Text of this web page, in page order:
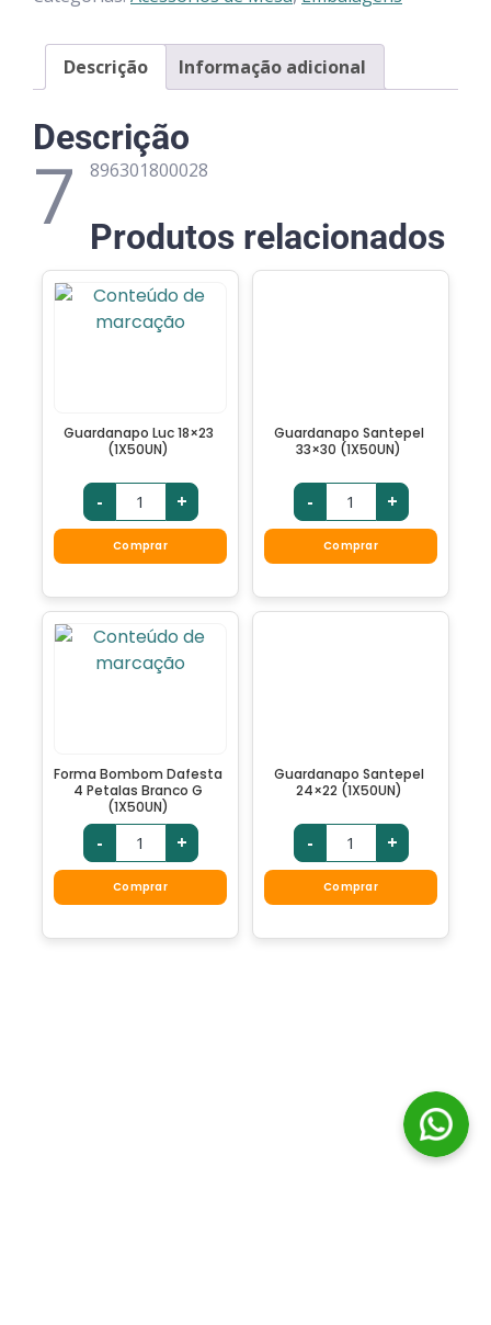
Descrição Informação adicional
Descrição
7 896301800028
Produtos relacionados
Guardanapo Luc 18×23
(1X50UN)
- +
Comprar
Guardanapo Santepel
33×30 (1X50UN)
- +
Comprar
Forma Bombom Dafesta
4 Petalas Branco G
(1X50UN)
- +
Comprar
Guardanapo Santepel
24×22 (1X50UN)
- +
Comprar